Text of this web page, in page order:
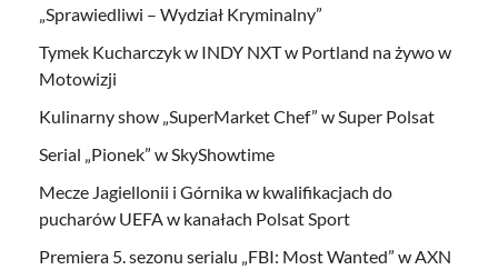
„Sprawiedliwi – Wydział Kryminalny”
Tymek Kucharczyk w INDY NXT w Portland na żywo w
Motowizji
Kulinarny show „SuperMarket Chef” w Super Polsat
Serial „Pionek” w SkyShowtime
Mecze Jagiellonii i Górnika w kwalifikacjach do
pucharów UEFA w kanałach Polsat Sport
Premiera 5. sezonu serialu „FBI: Most Wanted” w AXN